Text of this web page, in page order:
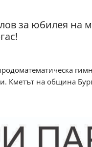
за юбилея на
Кметът на община